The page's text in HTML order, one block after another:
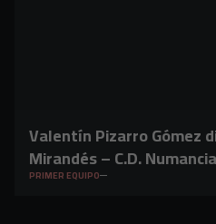
Valentín Pizarro Gómez
Mirandés – C.D. Numancia
PRIMER EQUIPO